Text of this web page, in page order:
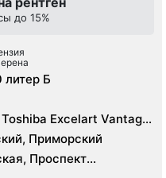
до 15%
литер Б
Excelart Vantage
УЗИ
Приморский
Проспект